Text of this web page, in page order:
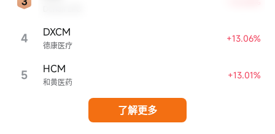
4 德康医疗
DXCM +13.06%
5 和黄医药
HCM +13.01%
了解更多